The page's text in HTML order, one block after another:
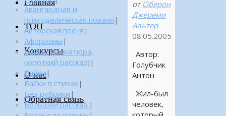
ТОП
Конкурсы
О нас
Обратная связь
от Оберон
Джереми
Альтер
08.05.2005
Автор:
Голубчик
Антон
Жил-был
человек,
Авангардная и
психоделическая поэзия |
Авторская песня |
Афоризмы |
Байка (миниатюра,
короткий рассказ) |
Байки|
Байки в стихах |
Без рубрики |
Большой рассказ. |